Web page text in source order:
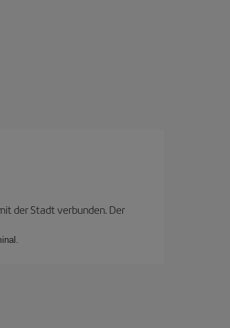
der Stadt verbunden. Der